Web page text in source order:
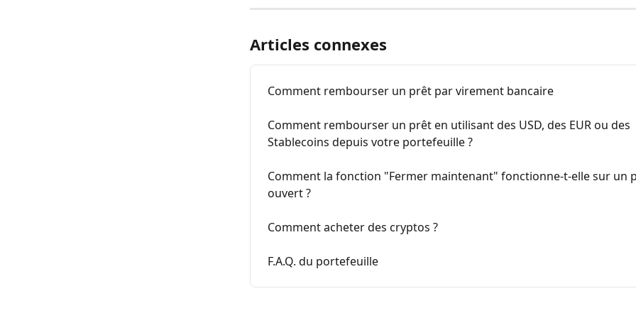
Articles connexes
Comment rembourser un prêt par virement bancaire
Comment rembourser un prêt en utilisant des USD, des EUR ou des
Stablecoins depuis votre portefeuille ?
Comment la fonction "Fermer maintenant" fonctionne-t-elle sur un
ouvert ?
Comment acheter des cryptos ?
F.A.Q. du portefeuille